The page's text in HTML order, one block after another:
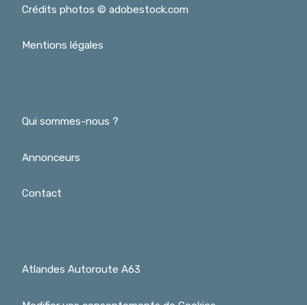
Crédits photos © adobestock.com
Mentions légales
Qui sommes-nous ?
Annonceurs
Contact
Atlandes Autoroute A63